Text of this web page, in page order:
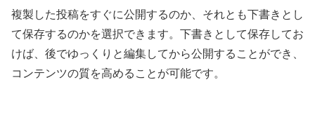
複製した投稿をすぐに公開するのか、それとも下書きとし
て保存するのかを選択できます。下書きとして保存してお
けば、後でゆっくりと編集してから公開することができ、
コンテンツの質を高めることが可能です。